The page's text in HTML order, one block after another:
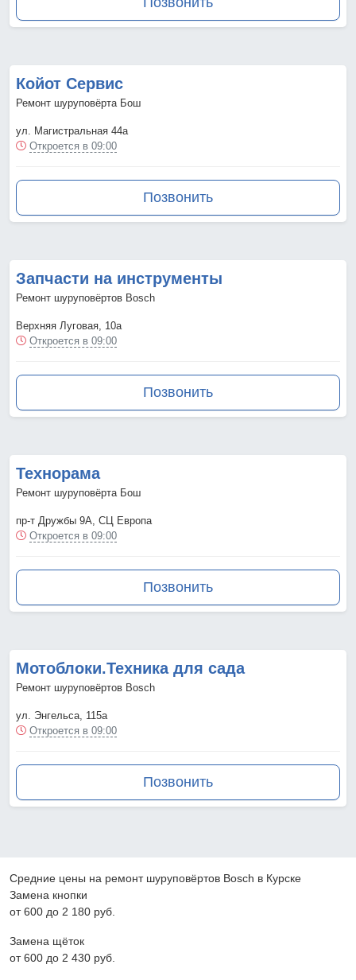
Койот Сервис
Ремонт шуруповёрта Бош
ул. Магистральная 44а
Откроется в 09:00
Позвонить
Запчасти на инструменты
Ремонт шуруповёртов Bosch
Верхняя Луговая, 10а
Откроется в 09:00
Позвонить
Технорама
Ремонт шуруповёрта Бош
пр-т Дружбы 9А, СЦ Европа
Откроется в 09:00
Позвонить
Мотоблоки.Техника для сада
Ремонт шуруповёртов Bosch
ул. Энгельса, 115а
Откроется в 09:00
Позвонить
Средние цены на ремонт шуруповёртов Bosch в Курске
Замена кнопки
от 600 до 2 180 pyб.
Замена щёток
от 600 до 2 430 pyб.